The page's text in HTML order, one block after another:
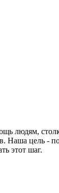
людям,
Наша цель -
этот шаг.